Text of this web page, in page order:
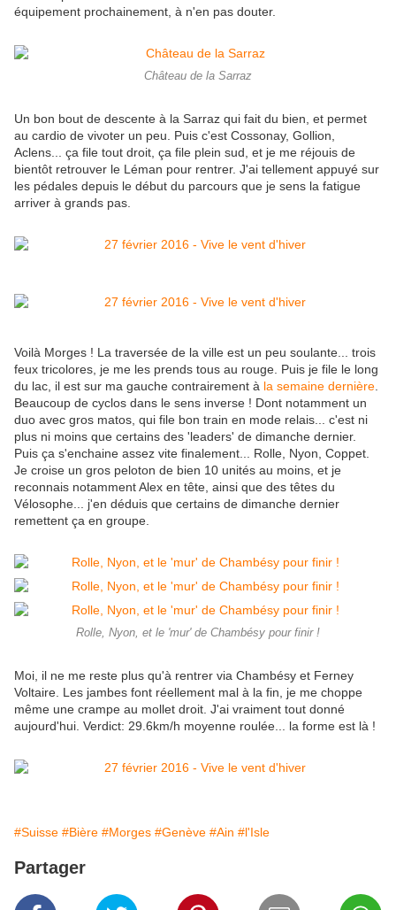
équipement prochainement, à n'en pas douter.
Château de la Sarraz
Un bon bout de descente à la Sarraz qui fait du bien, et permet
au cardio de vivoter un peu. Puis c'est Cossonay, Gollion,
Aclens... ça file tout droit, ça file plein sud, et je me réjouis de
bientôt retrouver le Léman pour rentrer. J'ai tellement appuyé sur
les pédales depuis le début du parcours que je sens la fatigue
arriver à grands pas.
Voilà Morges ! La traversée de la ville est un peu soulante... trois
feux tricolores, je me les prends tous au rouge. Puis je file le long
du lac, il est sur ma gauche contrairement à la semaine dernière
Beaucoup de cyclos dans le sens inverse ! Dont notamment un
duo avec gros matos, qui file bon train en mode relais... c'est ni
plus ni moins que certains des 'leaders' de dimanche dernier.
Puis ça s'enchaine assez vite finalement... Rolle, Nyon, Coppet.
Je croise un gros peloton de bien 10 unités au moins, et je
reconnais notamment Alex en tête, ainsi que des têtes du
Vélosophe... j'en déduis que certains de dimanche dernier
remettent ça en groupe.
Rolle, Nyon, et le 'mur' de Chambésy pour finir !
Moi, il ne me reste plus qu'à rentrer via Chambésy et Ferney
Voltaire. Les jambes font réellement mal à la fin, je me choppe
même une crampe au mollet droit. J'ai vraiment tout donné
aujourd'hui. Verdict: 29.6km/h moyenne roulée... la forme est là !
#Suisse #Bière #Morges #Genève #Ain #l'Isle
Partager